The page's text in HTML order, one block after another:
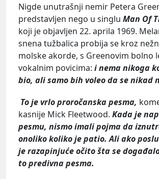
Nigde unutrašnji nemir Petera
predstavljen nego u singlu Man Of
koji je objavljen 22. aprila 1969.
snena tužbalica probija se kroz
molske akorde, s Greenovim bolno
vokalnim povicima: i nema nikoga
bio, ali samo bih voleo da se nikad
To je vrlo proročanska pesma,
kasnije Mick Fleetwood. Kada je
pesmu, nismo imali pojma da
onoliko koliko je patio. Ali ako
je razapinjuće očito šta se
to predivna pesma.